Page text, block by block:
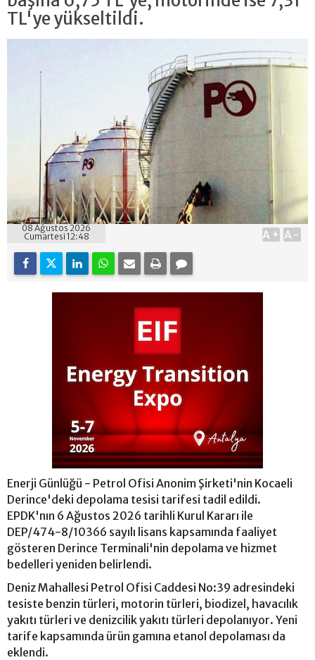
TL'ye yükseltildi.
08 Ağustos 2026
Cumartesi 12:48
A+ A-
Enerji Günlüğü - Petrol Ofisi Anonim Şirketi'nin Kocaeli
Derince'deki depolama tesisi tarifesi tadil edildi.
EPDK'nın 6 Ağustos 2026 tarihli Kurul Kararı ile
DEP/474-8/10366 sayılı lisans kapsamında faaliyet
gösteren Derince Terminali'nin depolama ve hizmet
bedelleri yeniden belirlendi.
Deniz Mahallesi Petrol Ofisi Caddesi No:39 adresindeki
tesiste benzin türleri, motorin türleri, biodizel, havacılık
yakıtı türleri ve denizcilik yakıtı türleri depolanıyor. Yeni
tarife kapsamında ürün gamına etanol depolaması da
eklendi.